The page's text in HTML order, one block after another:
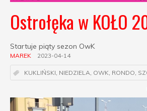
Ostrołęka w KOŁO
Startuje piąty sezon OwK
MAREK 2023-04-14
KUKLIŃSKI, NIEDZIELA, OWK, RONDO,